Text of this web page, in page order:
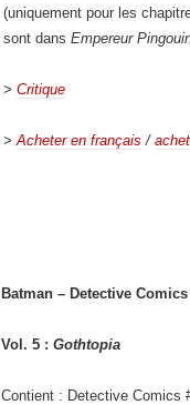
(uniquement pour les
sont dans Empereur
> Critique
>Acheter en français /
Batman – Detective Comics
Vol. 5 : Gothtopia
Contient : Detective Comics